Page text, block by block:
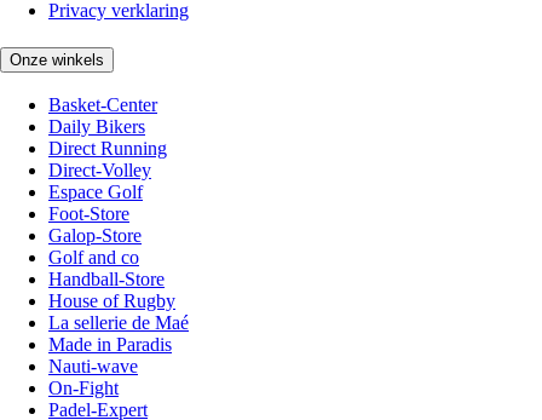
Privacy verklaring
Onze winkels
Basket-Center
Daily Bikers
Direct Running
Direct-Volley
Espace Golf
Foot-Store
Galop-Store
Golf and co
Handball-Store
House of Rugby
La sellerie de Maé
Made in Paradis
Nauti-wave
On-Fight
Padel-Expert